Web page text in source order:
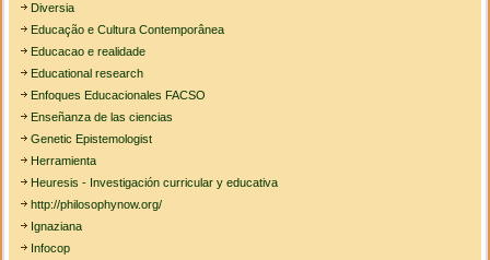
Diversia
Educação e Cultura Contemporânea
Educacao e realidade
Educational research
Enfoques Educacionales FACSO
Enseñanza de las ciencias
Genetic Epistemologist
Herramienta
Heuresis - Investigación curricular y educativa
http://philosophynow.org/
Ignaziana
Infocop